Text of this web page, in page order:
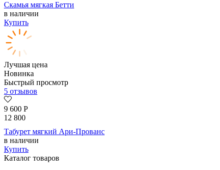
Скамья мягкая Бетти
в наличии
Купить
Лучшая цена
Новинка
Быстрый просмотр
5 отзывов
9 600 Р
12 800
Табурет мягкий Ари-Прованс
в наличии
Купить
Каталог товаров